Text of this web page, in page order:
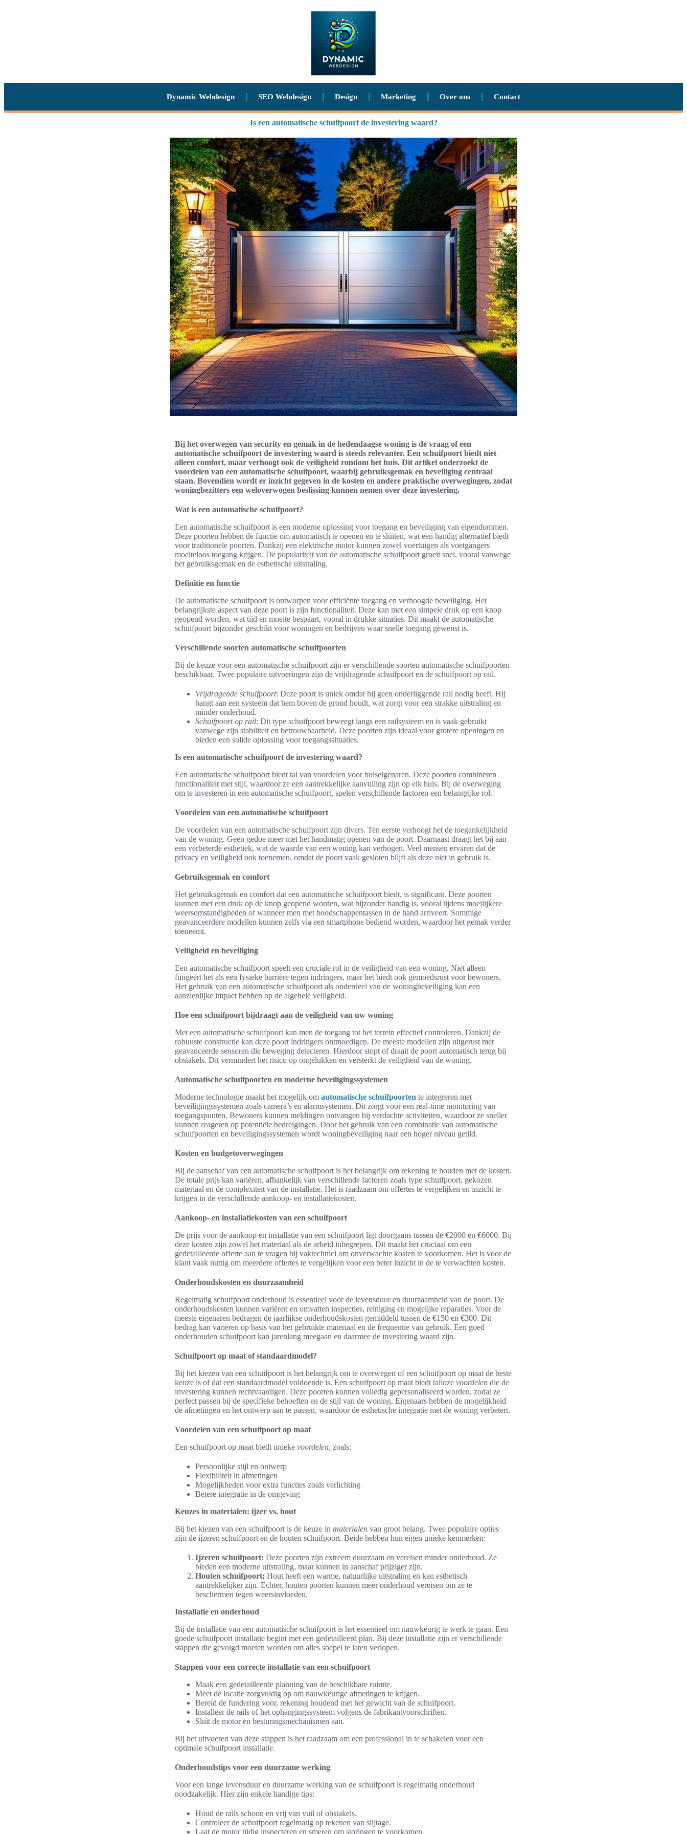
Dynamic Webdesign SEO Webdesign Design Marketing Over ons Contact
Is een automatische schuifpoort de investering waard?
Bij het overwegen van security en gemak in de hedendaagse woning is de vraag of een
automatische schuifpoort de investering waard is steeds relevanter. Een schuifpoort biedt niet
alleen comfort, maar verhoogt ook de veiligheid rondom het huis. Dit artikel onderzoekt de
voordelen van een automatische schuifpoort, waarbij gebruiksgemak en beveiliging centraal
staan. Bovendien wordt er inzicht gegeven in de kosten en andere praktische overwegingen, zodat
woningbezitters een weloverwogen beslissing kunnen nemen over deze investering.
Wat is een automatische schuifpoort?
Een automatische schuifpoort is een moderne oplossing voor toegang en beveiliging van eigendommen.
Deze poorten hebben de functie om automatisch te openen en te sluiten, wat een handig alternatief biedt
voor traditionele poorten. Dankzij een elektrische motor kunnen zowel voertuigen als voetgangers
moeiteloos toegang krijgen. De populariteit van de automatische schuifpoort groeit snel, vooral vanwege
het gebruiksgemak en de esthetische uitstraling.
Definitie en functie
De automatische schuifpoort is ontworpen voor efficiënte toegang en verhoogde beveiliging. Het
belangrijkste aspect van deze poort is zijn functionaliteit. Deze kan met een simpele druk op een knop
geopend worden, wat tijd en moeite bespaart, vooral in drukke situaties. Dit maakt de automatische
schuifpoort bijzonder geschikt voor woningen en bedrijven waar snelle toegang gewenst is.
Verschillende soorten automatische schuifpoorten
Bij de keuze voor een automatische schuifpoort zijn er verschillende soorten automatische schuifpoorten
beschikbaar. Twee populaire uitvoeringen zijn de vrijdragende schuifpoort en de schuifpoort op rail.
Vrijdragende schuifpoort: Deze poort is uniek omdat hij geen onderliggende rail nodig heeft. Hij
hangt aan een systeem dat hem boven de grond houdt, wat zorgt voor een strakke uitstraling en
minder onderhoud.
Schuifpoort op rail: Dit type schuifpoort beweegt langs een railsysteem en is vaak gebruikt
vanwege zijn stabiliteit en betrouwbaarheid. Deze poorten zijn ideaal voor grotere openingen en
bieden een solide oplossing voor toegangssituaties.
Is een automatische schuifpoort de investering waard?
Een automatische schuifpoort biedt tal van voordelen voor huiseigenaren. Deze poorten combineren
functionaliteit met stijl, waardoor ze een aantrekkelijke aanvulling zijn op elk huis. Bij de overweging
om te investeren in een automatische schuifpoort, spelen verschillende factoren een belangrijke rol.
Voordelen van een automatische schuifpoort
De voordelen van een automatische schuifpoort zijn divers. Ten eerste verhoogt het de toegankelijkheid
van de woning. Geen gedoe meer met het handmatig openen van de poort. Daarnaast draagt het bij aan
een verbeterde esthetiek, wat de waarde van een woning kan verhogen. Veel mensen ervaren dat de
privacy en veiligheid ook toenemen, omdat de poort vaak gesloten blijft als deze niet in gebruik is.
Gebruiksgemak en comfort
Het gebruiksgemak en comfort dat een automatische schuifpoort biedt, is significant. Deze poorten
kunnen met een druk op de knop geopend worden, wat bijzonder handig is, vooral tijdens moeilijkere
weersomstandigheden of wanneer men met boodschappentassen in de hand arriveert. Sommige
geavanceerdere modellen kunnen zelfs via een smartphone bediend worden, waardoor het gemak verder
toeneemt.
Veiligheid en beveiliging
Een automatische schuifpoort speelt een cruciale rol in de veiligheid van een woning. Niet alleen
fungeert het als een fysieke barrière tegen indringers, maar het biedt ook gemoedsrust voor bewoners.
Het gebruik van een automatische schuifpoort als onderdeel van de woningbeveiliging kan een
aanzienlijke impact hebben op de algehele veiligheid.
Hoe een schuifpoort bijdraagt aan de veiligheid van uw woning
Met een automatische schuifpoort kan men de toegang tot het terrein effectief controleren. Dankzij de
robuuste constructie kan deze poort indringers ontmoedigen. De meeste modellen zijn uitgerust met
geavanceerde sensoren die beweging detecteren. Hierdoor stopt of draait de poort automatisch terug bij
obstakels. Dit vermindert het risico op ongelukken en versterkt de veiligheid van de woning.
Automatische schuifpoorten en moderne beveiligingssystemen
Moderne technologie maakt het mogelijk om automatische schuifpoorten te integreren met
beveiligingssystemen zoals camera’s en alarmsystemen. Dit zorgt voor een real-time monitoring van
toegangspunten. Bewoners kunnen meldingen ontvangen bij verdachte activiteiten, waardoor ze sneller
kunnen reageren op potentiële bedreigingen. Door het gebruik van een combinatie van automatische
schuifpoorten en beveiligingssystemen wordt woningbeveiliging naar een hoger niveau getild.
Kosten en budgetoverwegingen
Bij de aanschaf van een automatische schuifpoort is het belangrijk om rekening te houden met de kosten.
De totale prijs kan variëren, afhankelijk van verschillende factoren zoals type schuifpoort, gekozen
materiaal en de complexiteit van de installatie. Het is raadzaam om offertes te vergelijken en inzicht te
krijgen in de verschillende aankoop- en installatiekosten.
Aankoop- en installatiekosten van een schuifpoort
De prijs voor de aankoop en installatie van een schuifpoort ligt doorgaans tussen de €2000 en €6000. Bij
deze kosten zijn zowel het materiaal als de arbeid inbegrepen. Dit maakt het cruciaal om een
gedetailleerde offerte aan te vragen bij vaktechnici om onverwachte kosten te voorkomen. Het is voor de
klant vaak nuttig om meerdere offertes te vergelijken voor een beter inzicht in de te verwachten kosten.
Onderhoudskosten en duurzaamheid
Regelmatig schuifpoort onderhoud is essentieel voor de levensduur en duurzaamheid van de poort. De
onderhoudskosten kunnen variëren en omvatten inspecties, reiniging en mogelijke reparaties. Voor de
meeste eigenaren bedragen de jaarlijkse onderhoudskosten gemiddeld tussen de €150 en €300. Dit
bedrag kan variëren op basis van het gebruikte materiaal en de frequentie van gebruik. Een goed
onderhouden schuifpoort kan jarenlang meegaan en daarmee de investering waard zijn.
Schuifpoort op maat of standaardmodel?
Bij het kiezen van een schuifpoort is het belangrijk om te overwegen of een schuifpoort op maat de beste
keuze is of dat een standaardmodel voldoende is. Een schuifpoort op maat biedt talloze voordelen die de
investering kunnen rechtvaardigen. Deze poorten kunnen volledig gepersonaliseerd worden, zodat ze
perfect passen bij de specifieke behoeften en de stijl van de woning. Eigenaars hebben de mogelijkheid
de afmetingen en het ontwerp aan te passen, waardoor de esthetische integratie met de woning verbetert.
Voordelen van een schuifpoort op maat
Een schuifpoort op maat biedt unieke voordelen, zoals:
Persoonlijke stijl en ontwerp
Flexibiliteit in afmetingen
Mogelijkheden voor extra functies zoals verlichting
Betere integratie in de omgeving
Keuzes in materialen: ijzer vs. hout
Bij het kiezen van een schuifpoort is de keuze in materialen van groot belang. Twee populaire opties
zijn de ijzeren schuifpoort en de houten schuifpoort. Beide hebben hun eigen unieke kenmerken:
Ijzeren schuifpoort: Deze poorten zijn extreem duurzaam en vereisen minder onderhoud. Ze
bieden een moderne uitstraling, maar kunnen in aanschaf prijziger zijn.
Houten schuifpoort: Hout heeft een warme, natuurlijke uitstraling en kan esthetisch
aantrekkelijker zijn. Echter, houten poorten kunnen meer onderhoud vereisen om ze te
beschermen tegen weersinvloeden.
Installatie en onderhoud
Bij de installatie van een automatische schuifpoort is het essentieel om nauwkeurig te werk te gaan. Een
goede schuifpoort installatie begint met een gedetailleerd plan. Bij deze installatie zijn er verschillende
stappen die gevolgd moeten worden om alles soepel te laten verlopen.
Stappen voor een correcte installatie van een schuifpoort
Maak een gedetailleerde planning van de beschikbare ruimte.
Meet de locatie zorgvuldig op om nauwkeurige afmetingen te krijgen.
Bereid de fundering voor, rekening houdend met het gewicht van de schuifpoort.
Installeer de rails of het ophangingssysteem volgens de fabrikantvoorschriften.
Sluit de motor en besturingsmechanismen aan.
Bij het uitvoeren van deze stappen is het raadzaam om een professional in te schakelen voor een
optimale schuifpoort installatie.
Onderhoudstips voor een duurzame werking
Voor een lange levensduur en duurzame werking van de schuifpoort is regelmatig onderhoud
noodzakelijk. Hier zijn enkele handige tips:
Houd de rails schoon en vrij van vuil of obstakels.
Controleer de schuifpoort regelmatig op tekenen van slijtage.
Laat de motor tijdig inspecteren en smeren om storingen te voorkomen.